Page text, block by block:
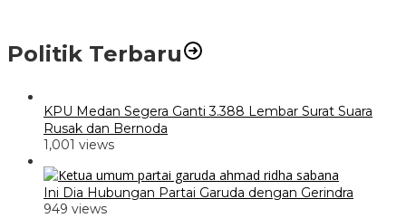
Politik Terbaru
KPU Medan Segera Ganti 3.388 Lembar Surat Suara
Rusak dan Bernoda
1,001 views
Ini Dia Hubungan Partai Garuda dengan Gerindra
949 views